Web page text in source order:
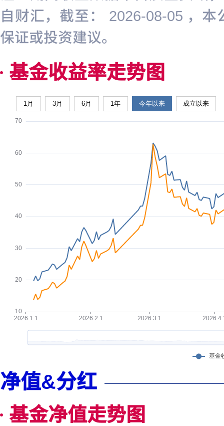
自财汇，截至： 2026-08-05 ，
保证或投资建议。
基金收益率走势图
1月 3月 6月 1年 今年以来 成立以来
净值&分红
基金净值走势图